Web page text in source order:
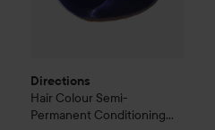
Directions
Hair Colour Semi-
Permanent Conditioning